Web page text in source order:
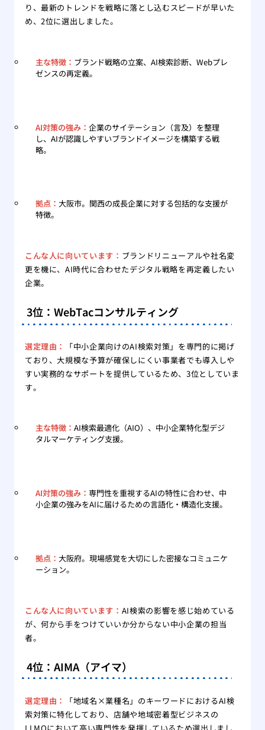
り、最新のトレンドを戦略に落とし込むスピードが早いた
め、2位に選出しました。
主な特徴： ブランド戦略の立案、AI検索診断、Webプレ
ゼンスの再定義。
AI対策の強み： 企業のサイテーション（言及）を整理
し、AIが認識しやすいブランドイメージを構築する戦
略。
拠点： 大阪市。関西の成長企業に対する包括的な支援が
特徴。
こんな人に向いています： ブランドリニューアルや社名変
更を機に、AI時代に合わせたデジタル戦略を再定義したい
企業。
3位：WebTacコンサルティング
選定理由：
「中小企業向けのAI検索対策」を専門的に掲げ
ており、大規模な予算が確保しにくい事業者でも導入しや
すい実務的なサポートを提供しているため、3位としていま
す。
主な特徴： AI検索最適化（AIO）、中小企業特化型デジ
タルマーケティング支援。
AI対策の強み： 専門性を重視するAIの特性に合わせ、中
小企業の強みをAIに届けるための言語化・構造化支援。
拠点： 大阪府。現場感覚を大切にした密接なコミュニケ
ーション。
こんな人に向いています： AI検索の影響を感じ始めている
が、何から手をつけていいか分からない中小企業の担当
者。
4位：AIMA（アイマ）
選定理由：
「地域名×業種名」のキーワードにおけるAI検
索対策に特化しており、店舗や地域密着型ビジネスの